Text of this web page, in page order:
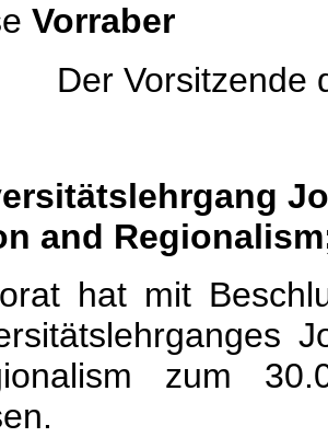
Vorraber
Der Vorsitzende
and
hat mit
zum